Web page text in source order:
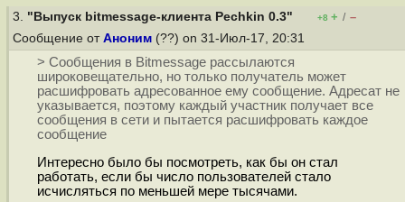
3. "Выпуск bitmessage-клиента Pechkin 0.3" +8 + / –
Сообщение от Аноним (??) on 31-Июл-17, 20:31
> Сообщения в Bitmessage рассылаются
широковещательно, но только получатель может
расшифровать адресованное ему сообщение. Адресат не
указывается, поэтому каждый участник получает все
сообщения в сети и пытается расшифровать каждое
сообщение
Интересно было бы посмотреть, как бы он стал
работать, если бы число пользователей стало
исчисляться по меньшей мере тысячами.